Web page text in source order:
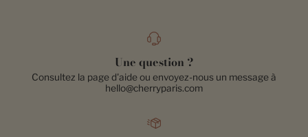
Une question ?
Consultez la page d'aide ou envoyez-nous un message à
hello@cherryparis.com